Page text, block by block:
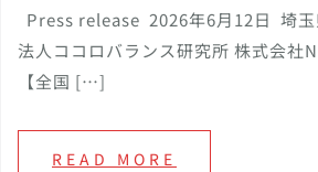
Press release 2026年6月12日 埼
法人ココロバランス研究所 株式会社
【全国 […]
READ MORE